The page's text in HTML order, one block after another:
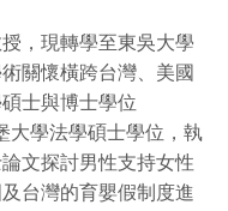
，現轉學至東吳大學
關懷橫跨台灣、美國
士與博士學位
大學法學碩士學位，執
文探討男性支持女性
台灣的育嬰假制度進